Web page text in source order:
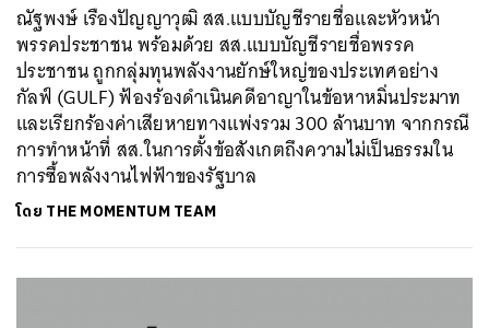
ณัฐพงษ์ เรืองปัญญาวุฒิ สส.แบบบัญชีรายชื่อและหัวหน้า
พรรคประชาชน พร้อมด้วย สส.แบบบัญชีรายชื่อพรรค
ประชาชน ถูกกลุ่มทุนพลังงานยักษ์ใหญ่ของประเทศอย่าง
กัลฟ์ (GULF) ฟ้องร้องดำเนินคดีอาญาในข้อหาหมิ่นประมาท
และเรียกร้องค่าเสียหายทางแพ่งรวม 300 ล้านบาท จากกรณี
การทำหน้าที่ สส.ในการตั้งข้อสังเกตถึงความไม่เป็นธรรมใน
การซื้อพลังงานไฟฟ้าของรัฐบาล
โดย THE MOMENTUM TEAM